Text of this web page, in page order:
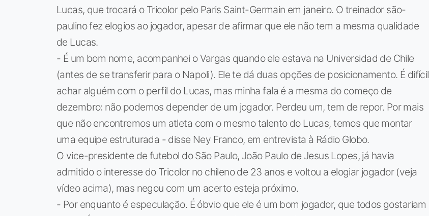
Lucas, que trocará o Tricolor pelo Paris Saint-Germain em janeiro. O treinador são-
paulino fez elogios ao jogador, apesar de afirmar que ele não tem a mesma qualidade
de Lucas.
- É um bom nome, acompanhei o Vargas quando ele estava na Universidad de Chile
(antes de se transferir para o Napoli). Ele te dá duas opções de posicionamento. É difícil
achar alguém com o perfil do Lucas, mas minha fala é a mesma do começo de
dezembro: não podemos depender de um jogador. Perdeu um, tem de repor. Por mais
que não encontremos um atleta com o mesmo talento do Lucas, temos que montar
uma equipe estruturada - disse Ney Franco, em entrevista à Rádio Globo.
O vice-presidente de futebol do São Paulo, João Paulo de Jesus Lopes, já havia
admitido o interesse do Tricolor no chileno de 23 anos e voltou a elogiar jogador (veja
vídeo acima), mas negou com um acerto esteja próximo.
- Por enquanto é especulação. É óbvio que ele é um bom jogador, que todos gostariam